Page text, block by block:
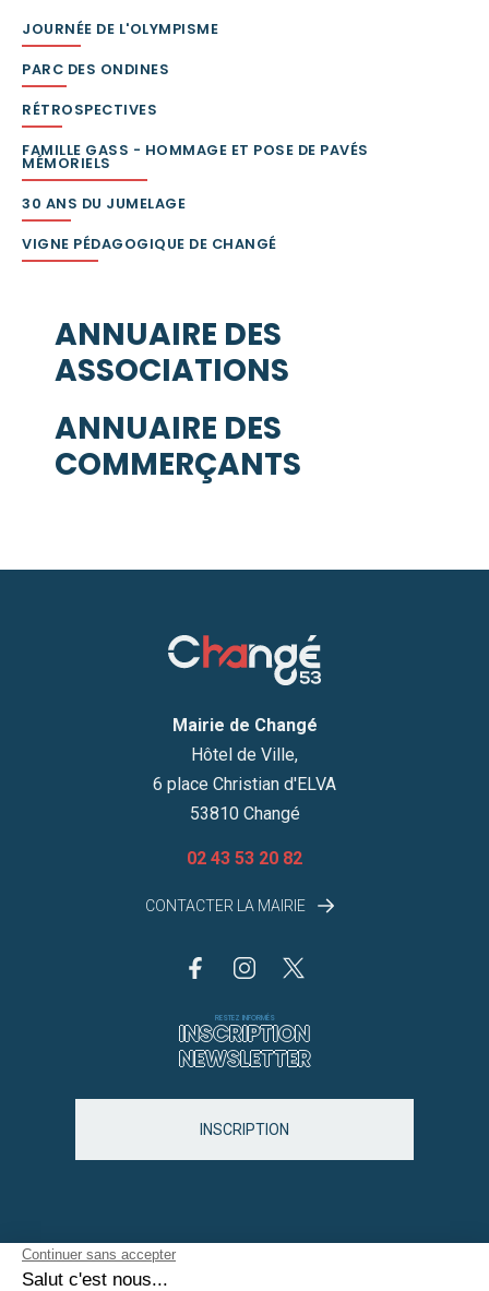
JOURNÉE DE L'OLYMPISME
PARC DES ONDINES
RÉTROSPECTIVES
FAMILLE GASS - HOMMAGE ET POSE DE PAVÉS
MÉMORIELS
30 ANS DU JUMELAGE
VIGNE PÉDAGOGIQUE DE CHANGÉ
ANNUAIRE DES
ASSOCIATIONS
ANNUAIRE DES
COMMERÇANTS
Mairie de Changé
Hôtel de Ville,
6 place Christian d'ELVA
53810 Changé
02 43 53 20 82
CONTACTER LA MAIRIE
RESTEZ INFORMÉS
INSCRIPTION
NEWSLETTER
INSCRIPTION